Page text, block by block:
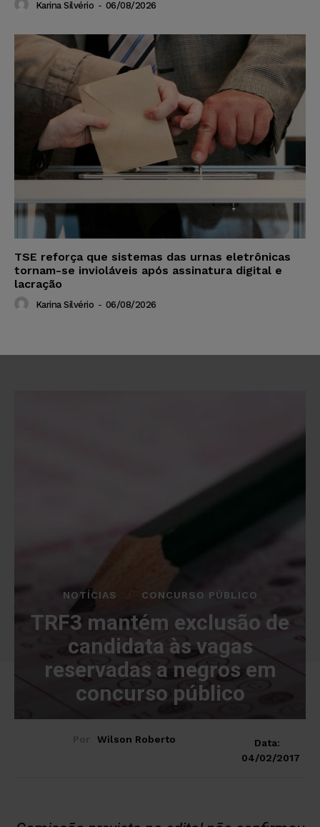
Karina Silvério - 06/08/2026
TSE reforça que sistemas das urnas eletrônicas
tornam-se invioláveis após assinatura digital e
lacração
Karina Silvério - 06/08/2026